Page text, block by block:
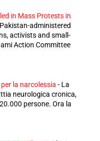
in Mass Protests in
administered
activists and small-
Action Committee
la narcolessia - La
neurologica cronica,
persone. Ora la